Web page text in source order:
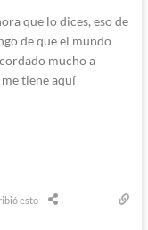
que lo dices, eso de
de que el mundo
mucho a
tiene aquí
esto